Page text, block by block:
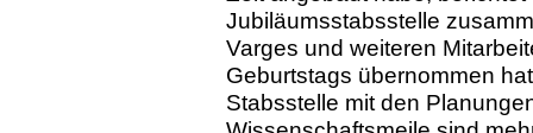
Jubiläumsstabsstelle
Varges und weiteren
Geburtstags übernommen
Stabsstelle mit den